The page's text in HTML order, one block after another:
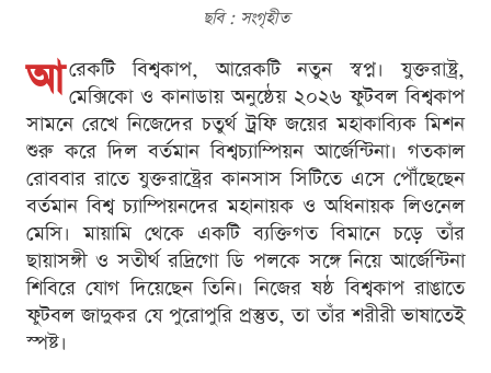
ছবি : সংগৃহীত
আ রেকটি বিশ্বকাপ, আরেকটি নতুন স্বপ্ন। যুক্তরাষ্ট্র,
মেক্সিকো ও কানাডায় অনুষ্ঠেয় ২০২৬ ফুটবল বিশ্বকাপ
সামনে রেখে নিজেদের চতুর্থ ট্রফি জয়ের মহাকাব্যিক মিশন
শুরু করে দিল বর্তমান বিশ্বচ্যাম্পিয়ন আর্জেন্টিনা। গতকাল
রোববার রাতে যুক্তরাষ্ট্রের কানসাস সিটিতে এসে পৌঁছেছেন
বর্তমান বিশ্ব চ্যাম্পিয়নদের মহানায়ক ও অধিনায়ক লিওনেল
মেসি। মায়ামি থেকে একটি ব্যক্তিগত বিমানে চড়ে তাঁর
ছায়াসঙ্গী ও সতীর্থ রদ্রিগো ডি পলকে সঙ্গে নিয়ে আর্জেন্টিনা
শিবিরে যোগ দিয়েছেন তিনি। নিজের ষষ্ঠ বিশ্বকাপ রাঙাতে
ফুটবল জাদুকর যে পুরোপুরি প্রস্তুত, তা তাঁর শরীরী ভাষাতেই
স্পষ্ট।